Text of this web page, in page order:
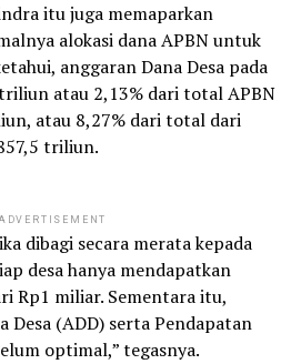
itu juga memaparkan
alokasi dana APBN untuk
anggaran Dana Desa pada
atau 2,13% dari total APBN
atau 8,27% dari total dari
triliun.
dibagi secara merata kepada
desa hanya mendapatkan
Rp1 miliar. Sementara itu,
Desa (ADD) serta Pendapatan
optimal,” tegasnya.